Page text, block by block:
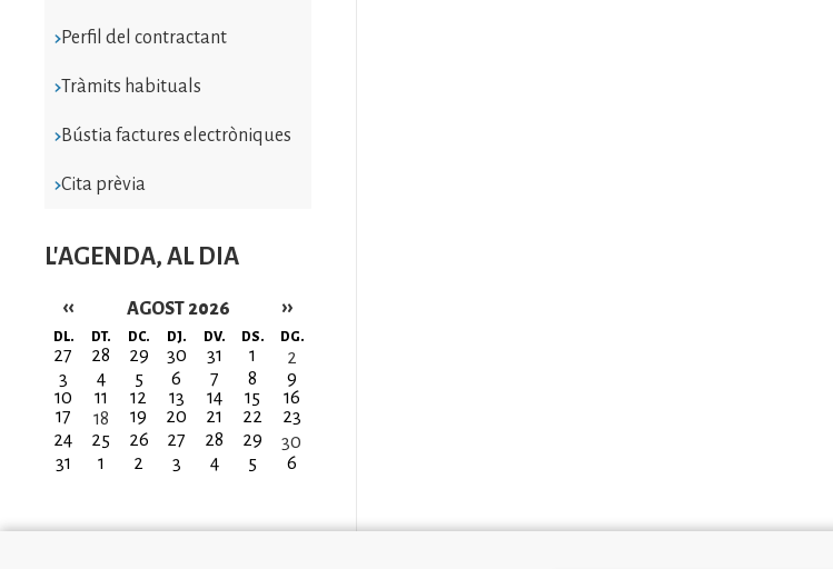
Perfil del contractant
Tràmits habituals
Bústia factures electròniques
Cita prèvia
L'AGENDA, AL DIA
AGOST 2026
Paginació
‹‹ ››
DL. DT. DC. DJ. DV. DS. DG.
27 28 29 30 31 1
2
3
4 5 6 7 8
9
10
11 12 13 14 15
16
17
18 19 20 21 22
23
24
25 26 27 28 29
30
31
1 2 3 4 5 6